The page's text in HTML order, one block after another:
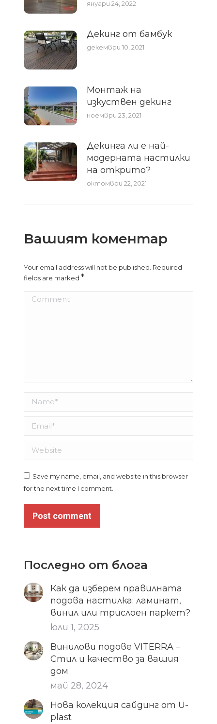
януари 24, 2022
Декинг от бамбук
декември 10, 2021
Монтаж на
изкуствен декинг
ноември 23, 2021
Декинга ли е най-
модерната настилки
на открито?
октомври 22, 2021
Вашият коментар
Your email address will not be published. Required
fields are marked*
Comment
Name *
Email *
Website
Save my name, email, and website in this browser
for the next time I comment.
Post comment
Последно от блога
Как да изберем правилната
подова настилка: ламинат,
винил или трислоен паркет?
юли 1, 2025
Винилови подове VITERRA –
Стил и качество за вашия
дом
май 28, 2024
Нова колекция сайдинг от U-
plast